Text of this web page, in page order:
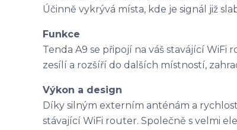
Účinně vykrývá místa, kde je signál již
Funkce
Tenda A9 se připojí na váš stavájící WiFi
zesílí a rozšíří do dalších místností,
Výkon a design
Díky silným externím anténám a
stávající WiFi router. Společně s velmi